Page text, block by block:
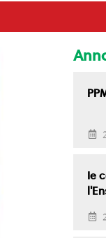
atelier de
Ie